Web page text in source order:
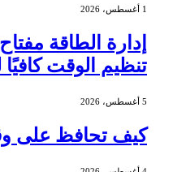
1 أغسطس، 2026
إدارة الطاقة مفتاح
تنظيم الوقت كافيًا
5 أغسطس، 2026
كيف تحافظ على